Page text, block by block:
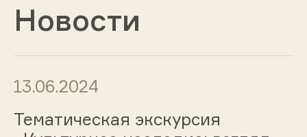
Новости
13.06.2024
Тематическая экскурсия